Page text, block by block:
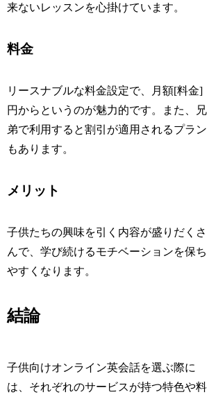
来ないレッスンを心掛けています。
料金
リースナブルな料金設定で、月額[料金]
円からというのが魅力的です。また、兄
弟で利用すると割引が適用されるプラン
もあります。
メリット
子供たちの興味を引く内容が盛りだくさ
んで、学び続けるモチベーションを保ち
やすくなります。
結論
子供向けオンライン英会話を選ぶ際に
は、それぞれのサービスが持つ特色や料